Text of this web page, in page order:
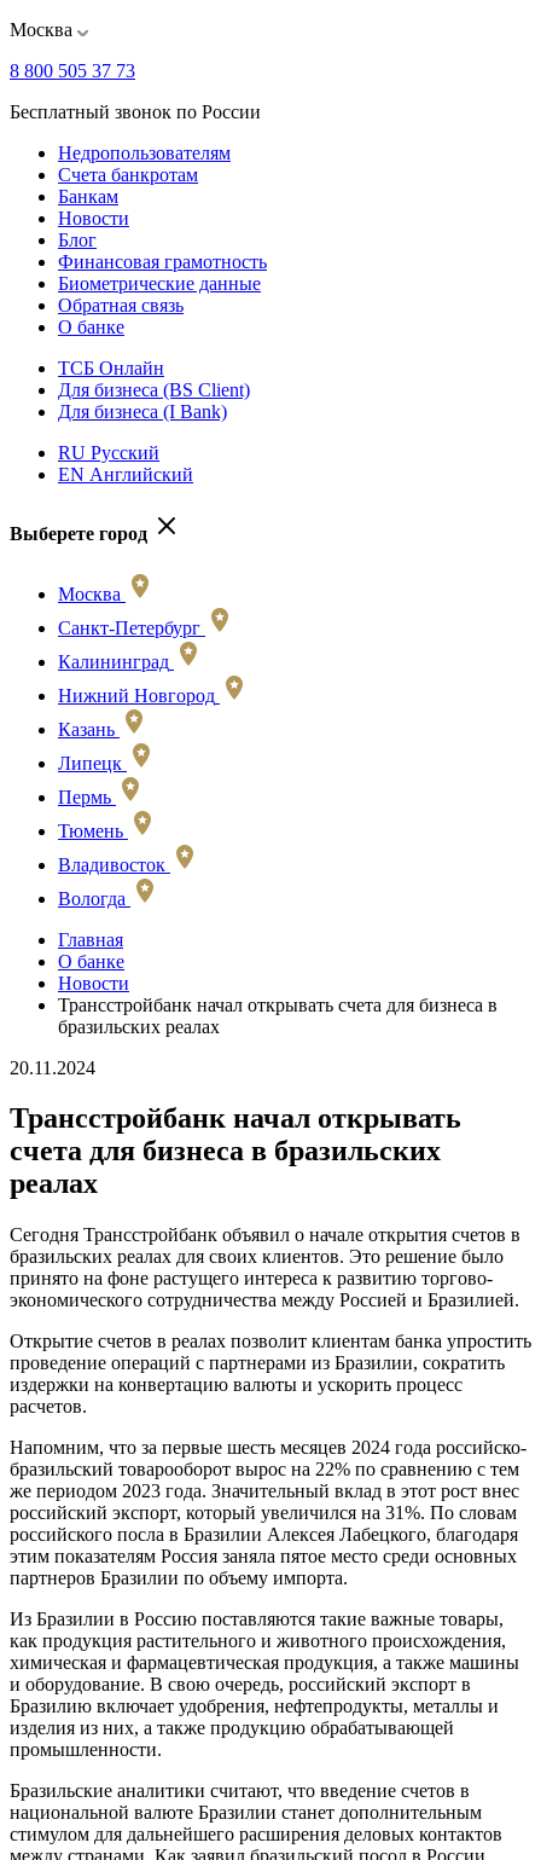
Москва
8 800 505 37 73
Бесплатный звонок по России
Недропользователям
Счета банкротам
Банкам
Новости
Блог
Финансовая грамотность
Биометрические данные
Обратная связь
О банке
ТСБ Онлайн
Для бизнеса (BS Client)
Для бизнеса (I Bank)
RU Русский
EN Английский
Выберете город
Москва
Санкт-Петербург
Калининград
Нижний Новгород
Казань
Липецк
Пермь
Тюмень
Владивосток
Вологда
Главная
О банке
Новости
Трансстройбанк начал открывать счета для бизнеса в
бразильских реалах
20.11.2024
Трансстройбанк начал открывать
счета для бизнеса в бразильских
реалах
Сегодня Трансстройбанк объявил о начале открытия счетов в
бразильских реалах для своих клиентов. Это решение было
принято на фоне растущего интереса к развитию торгово-
экономического сотрудничества между Россией и Бразилией.
Открытие счетов в реалах позволит клиентам банка упростить
проведение операций с партнерами из Бразилии, сократить
издержки на конвертацию валюты и ускорить процесс
расчетов.
Напомним, что за первые шесть месяцев 2024 года российско-
бразильский товарооборот вырос на 22% по сравнению с тем
же периодом 2023 года. Значительный вклад в этот рост внес
российский экспорт, который увеличился на 31%. По словам
российского посла в Бразилии Алексея Лабецкого, благодаря
этим показателям Россия заняла пятое место среди основных
партнеров Бразилии по объему импорта.
Из Бразилии в Россию поставляются такие важные товары,
как продукция растительного и животного происхождения,
химическая и фармацевтическая продукция, а также машины
и оборудование. В свою очередь, российский экспорт в
Бразилию включает удобрения, нефтепродукты, металлы и
изделия из них, а также продукцию обрабатывающей
промышленности.
Бразильские аналитики считают, что введение счетов в
национальной валюте Бразилии станет дополнительным
стимулом для дальнейшего расширения деловых контактов